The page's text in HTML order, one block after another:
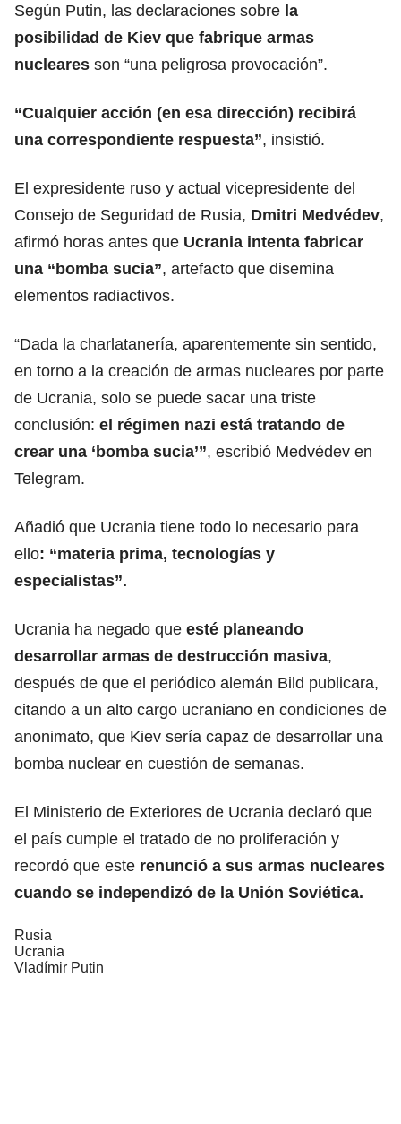
Según Putin, las declaraciones sobre la
posibilidad de Kiev que fabrique armas
nucleares son “una peligrosa provocación”.
“Cualquier acción (en esa dirección) recibirá
una correspondiente respuesta”, insistió.
El expresidente ruso y actual vicepresidente del
Consejo de Seguridad de Rusia, Dmitri Medvédev,
afirmó horas antes que Ucrania intenta fabricar
una “bomba sucia”, artefacto que disemina
elementos radiactivos.
“Dada la charlatanería, aparentemente sin sentido,
en torno a la creación de armas nucleares por parte
de Ucrania, solo se puede sacar una triste
conclusión: el régimen nazi está tratando de
crear una ‘bomba sucia’”, escribió Medvédev en
Telegram.
Añadió que Ucrania tiene todo lo necesario para
ello: “materia prima, tecnologías y
especialistas”.
Ucrania ha negado que esté planeando
desarrollar armas de destrucción masiva,
después de que el periódico alemán Bild publicara,
citando a un alto cargo ucraniano en condiciones de
anonimato, que Kiev sería capaz de desarrollar una
bomba nuclear en cuestión de semanas.
El Ministerio de Exteriores de Ucrania declaró que
el país cumple el tratado de no proliferación y
recordó que este renunció a sus armas nucleares
cuando se independizó de la Unión Soviética.
Rusia
Ucrania
Vladímir Putin